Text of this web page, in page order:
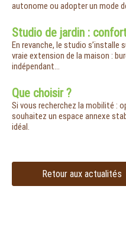
autonome ou adopter un mode
Studio de jardin :
En revanche, le studio s’installe
vraie extension de la maison :
indépendant…
Que choisir ?
Si vous recherchez la mobilité :
souhaitez un espace annexe
idéal.
Retour aux actualités